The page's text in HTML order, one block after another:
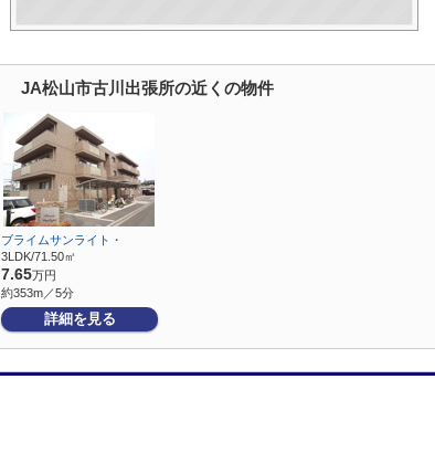
JA松山市古川出張所の近くの物件
ブライムサンライト・
3LDK/71.50㎡
7.65万円
約353m／5分
詳細を見る